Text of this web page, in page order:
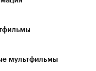
мультфильмы